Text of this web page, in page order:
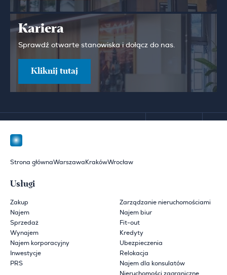
Kariera
Sprawdź otwarte stanowiska i dołącz do nas.
Kliknij tutaj
Strona głównaWarszawa KrakówWrocław
Usługi
Zakup
Najem
Sprzedaż
Wynajem
Najem korporacyjny
Inwestycje
PRS
Zarządzanie nieruchomościami
Najem biur
Fit-out
Kredyty
Ubezpieczenia
Relokacja
Najem dla konsulatów
Nieruchomości zagraniczne